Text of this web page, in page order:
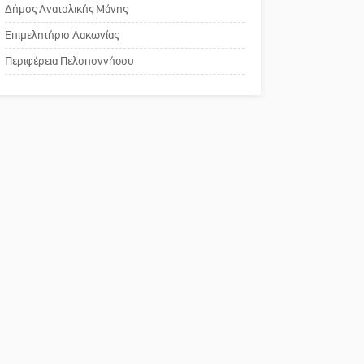
του ΚΑΠΗ
Το δικό σας σχόλιο:
Παράδειγμα κοινωνικής
Δήμος Ανατολικής Μάνης
Επιμελητήριο Λακωνίας
Περιφέρεια Πελοποννήσου